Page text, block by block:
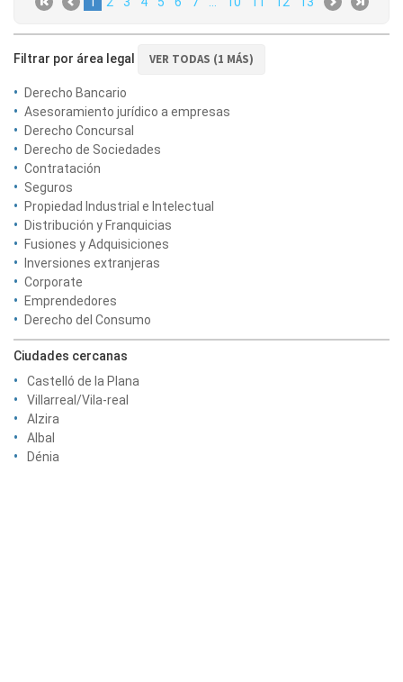
Filtrar por área legal VER TODAS (1 MÁS)
Derecho Bancario
Asesoramiento jurídico a empresas
Derecho Concursal
Derecho de Sociedades
Contratación
Seguros
Propiedad Industrial e Intelectual
Distribución y Franquicias
Fusiones y Adquisiciones
Inversiones extranjeras
Corporate
Emprendedores
Derecho del Consumo
Ciudades cercanas
Castelló de la Plana
Villarreal/Vila-real
Alzira
Albal
Dénia